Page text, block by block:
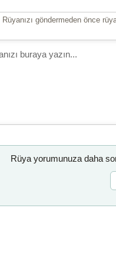
Rüyanızı göndermeden önce
Rüya yorumunuza daha